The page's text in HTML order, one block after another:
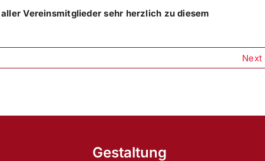
Vereinsmitglieder sehr herzlich zu diesem
Next
Gestaltung